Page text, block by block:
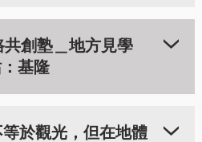
共創塾＿地方見學
基隆
於觀光，但在地體